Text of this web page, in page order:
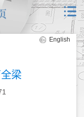
English
梁